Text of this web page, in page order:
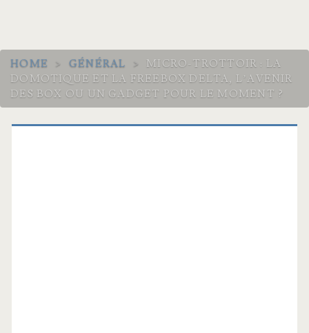
HOME > GÉNÉRAL >
MICRO-TROTTOIR : LA
DOMOTIQUE ET LA FREEBOX DELTA, L’AVENIR
DES BOX OU UN GADGET POUR LE MOMENT ?